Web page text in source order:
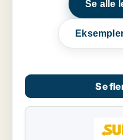
Se alle
Se